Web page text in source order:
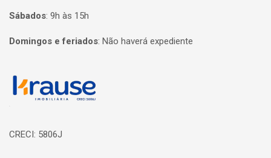
Sábados: 9h às 15h
Domingos e feriados: Não haverá expediente
Página inicial
CRECI: 5806J